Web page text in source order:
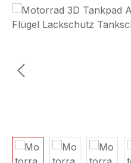
Bildergalerie überspringen